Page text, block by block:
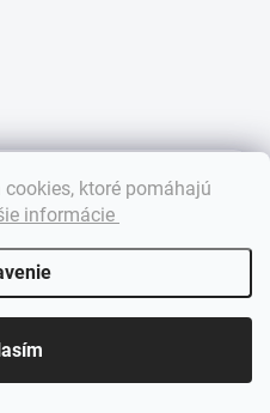
ktoré pomáhajú
informácie
diel. Napíšte mi.